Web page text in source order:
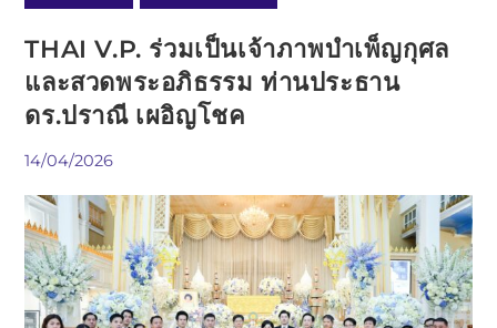
THAI V.P. ร่วมเป็นเจ้าภาพบำเพ็ญกุศล
และสวดพระอภิธรรม ท่านประธาน
ดร.ปราณี เผอิญโชค
14/04/2026